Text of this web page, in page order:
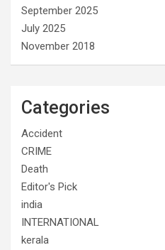
September 2025
July 2025
November 2018
Categories
Accident
CRIME
Death
Editor's Pick
india
INTERNATIONAL
kerala